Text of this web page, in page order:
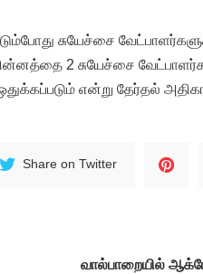
சுயேச்சை
2 சுயேச்சை
என்று தேர்தல்
Share on Twitter
வால்பாறையில்